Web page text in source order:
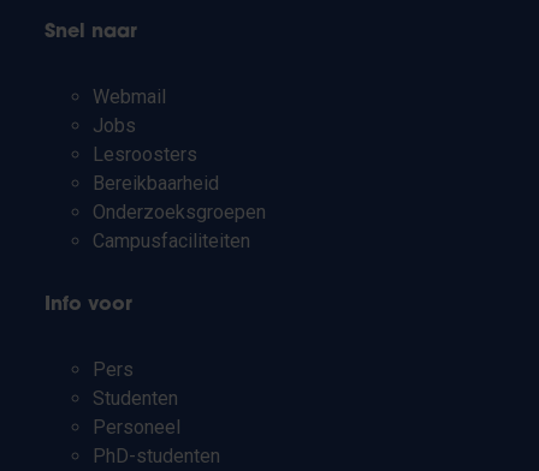
Snel naar
Webmail
Jobs
Lesroosters
Bereikbaarheid
Onderzoeksgroepen
Campusfaciliteiten
Info voor
Pers
Studenten
Personeel
PhD-studenten